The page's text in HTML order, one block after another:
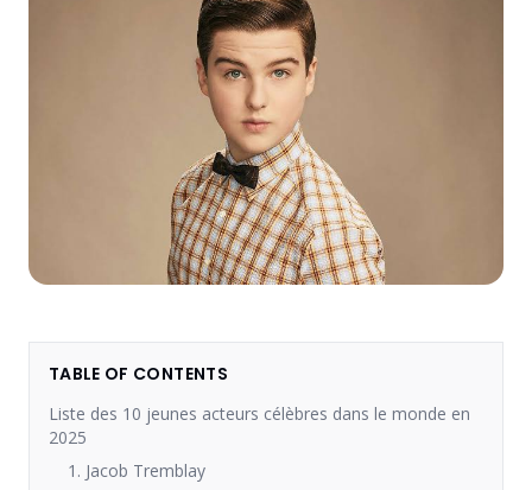
TABLE OF CONTENTS
Liste des 10 jeunes acteurs célèbres dans le monde en
2025
1. Jacob Tremblay